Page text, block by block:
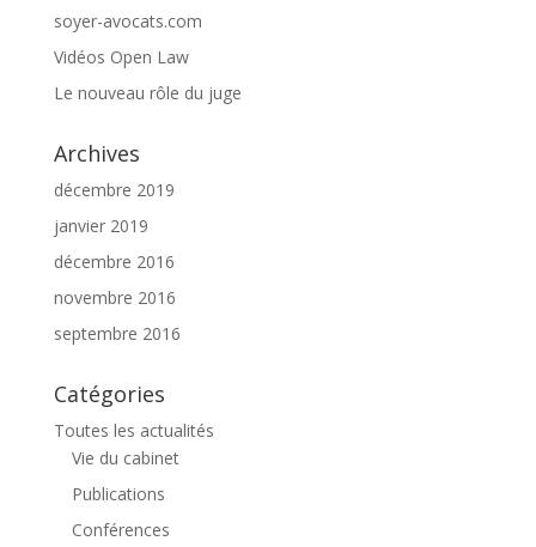
soyer-avocats.com
Vidéos Open Law
Le nouveau rôle du juge
Archives
décembre 2019
janvier 2019
décembre 2016
novembre 2016
septembre 2016
Catégories
Toutes les actualités
Vie du cabinet
Publications
Conférences